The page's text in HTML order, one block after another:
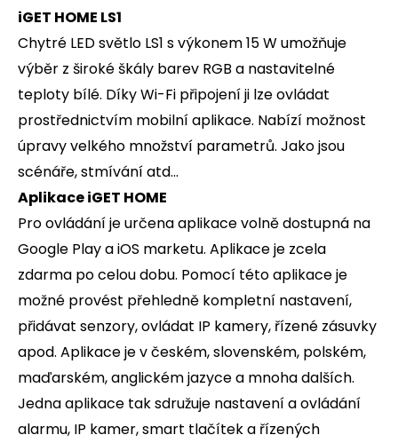
iGET HOME LS1
Chytré LED světlo LS1 s výkonem 15 W umožňuje
výběr z široké škály barev RGB a nastavitelné
teploty bílé. Díky Wi-Fi připojení ji lze ovládat
prostřednictvím mobilní aplikace. Nabízí možnost
úpravy velkého množství parametrů. Jako jsou
scénáře, stmívání atd...
Aplikace iGET HOME
Pro ovládání je určena aplikace volně dostupná na
Google Play a iOS marketu. Aplikace je zcela
zdarma po celou dobu. Pomocí této aplikace je
možné provést přehledně kompletní nastavení,
přidávat senzory, ovládat IP kamery, řízené zásuvky
apod. Aplikace je v českém, slovenském, polském,
maďarském, anglickém jazyce a mnoha dalších.
Jedna aplikace tak sdružuje nastavení a ovládání
alarmu, IP kamer, smart tlačítek a řízených